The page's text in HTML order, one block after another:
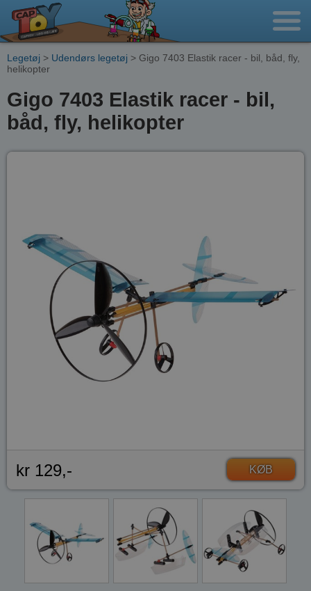
Legetøj > Udendørs legetøj > Gigo 7403 Elastik racer - bil, båd, fly,
helikopter
Gigo 7403 Elastik racer - bil,
båd, fly, helikopter
kr 129,- KØB